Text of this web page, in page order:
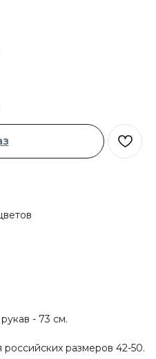
- 73 см.
размеров 42-50.